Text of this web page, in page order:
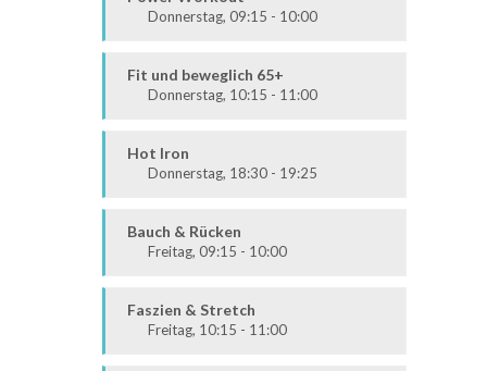
Donnerstag, 09:15 - 10:00
Mittelstufe
Fit und beweglich 65+
Donnerstag, 10:15 - 11:00
Alle
Hot Iron
Donnerstag, 18:30 - 19:25
Mittelstufe
Bauch & Rücken
Freitag, 09:15 - 10:00
Alle
Faszien & Stretch
Freitag, 10:15 - 11:00